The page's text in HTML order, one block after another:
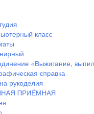
класс
«Выжигание,
справка
рукоделия
ПРИЁМНАЯ